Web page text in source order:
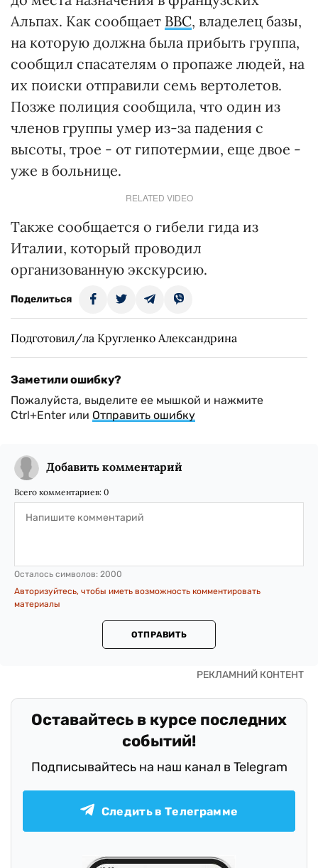
Альпах. Как сообщает BBС, владелец базы,
на которую должна была прибыть группа,
сообщил спасателям о пропаже людей, на
их поиски отправили семь вертолетов.
Позже полиция сообщила, что один из
членов группы умер из-за падения с
высоты, трое - от гипотермии, еще двое -
уже в больнице.
RELATED VIDEO
Также сообщается о гибели гида из
Италии, который проводил
организованную экскурсию.
Поделиться
Подготовил/ла Кругленко Александрина
Заметили ошибку?
Пожалуйста, выделите ее мышкой и нажмите
Ctrl+Enter или Отправить ошибку
Добавить комментарий
Всего комментариев: 0
Осталось символов: 2000
Авторизуйтесь, чтобы иметь возможность комментировать
материалы
ОТПРАВИТЬ
Оставайтесь в курсе последних
событий!
Подписывайтесь на наш канал в Telegram
Следить в Телеграмме